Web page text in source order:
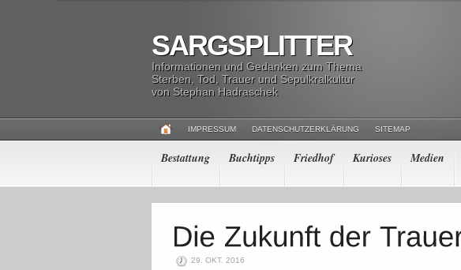
SARGSPLITTER
Informationen und Gedanken zum Thema
Sterben, Tod, Trauer und Sepulkralkultur
von Stephan Hadraschek
IMPRESSUM DATENSCHUTZERKLÄRUNG SITEMAP
Bestattung Buchtipps Friedhof Kurioses Medien
29. OKT. 2016